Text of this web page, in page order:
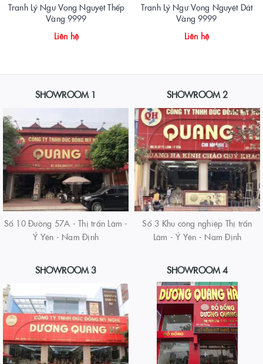
Tranh Lý Ngư Vọng Nguyệt Thếp
Vàng 9999
Liên hệ
Tranh Lý Ngư Vọng Nguyệt Dát
Vàng 9999
Liên hệ
SHOWROOM 1
Số 10 Đường 57A - Thị trấn Lâm -
Ý Yên - Nam Định
SHOWROOM 2
Số 3 Khu công nghiệp Thị trấn
Lâm - Ý Yên - Nam Định
SHOWROOM 3 SHOWROOM 4